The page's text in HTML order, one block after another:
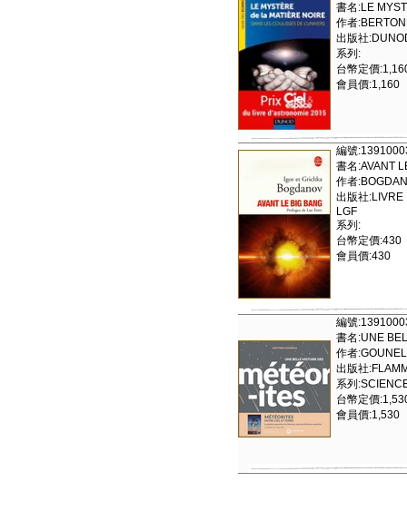
書名:LE
作者
出版社
系列:
台幣定價
會員價:1,160
編號
書名:AVANT
作者
出版社:LIVRE
LGF
系列:
台幣定價:430
會員價:430
編號
書名:UNE
作者
出版社
系列
台幣定價
會員價:1,530